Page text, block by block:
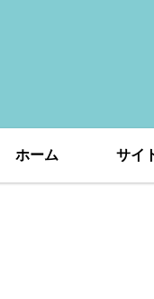
ホーム サイ